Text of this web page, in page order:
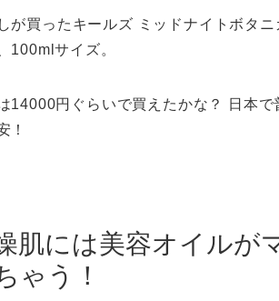
が買ったキールズ ミッドナイトボタ
100mlサイズ。
14000円ぐらいで買えたかな？ 日本
！
肌には美容オイルが
ゃう！